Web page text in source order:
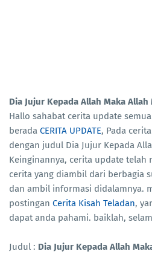
Dia Jujur Kepada Allah Maka
Hallo sahabat cerita update
berada CERITA UPDATE, Pada
dengan judul Dia Jujur Kepada
Keinginannya, cerita update telah
cerita yang diambil dari berbagia
dan ambil informasi didalamnya.
postingan Cerita Kisah Teladan,
dapat anda pahami. baiklah,
Judul : Dia Jujur Kepada Allah